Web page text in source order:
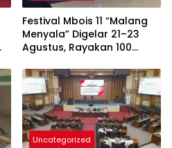
Festival Mbois 11 “Malang
Menyala” Digelar 21–23
Agustus, Rayakan 100
dan Status UNESCO
Uncategorized